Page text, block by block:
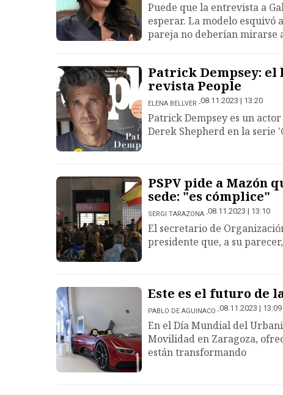
Puede que la entrevista a
esperar. La modelo esquivó
pareja no deberían mirarse
Patrick Dempsey: el
revista People
ELENA BELLVER 08.11.2023 | 13:20
Patrick Dempsey es un
Derek Shepherd en la serie
PSPV pide a Mazón
sede: "es cómplice"
SERGI TARAZONA 08.11.2023 | 13:10
El secretario de
presidente que, a su
Este es el futuro de
PABLO DE AGUINACO 08.11.2023 | 13:09
En el Día Mundial del
Movilidad en Zaragoza,
están transformando